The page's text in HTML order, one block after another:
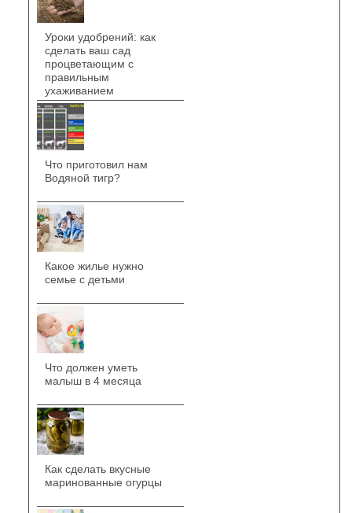
Уроки удобрений: как
сделать ваш сад
процветающим с
правильным
ухаживанием
Что приготовил нам
Водяной тигр?
Какое жилье нужно
семье с детьми
Что должен уметь
малыш в 4 месяца
Как сделать вкусные
маринованные огурцы